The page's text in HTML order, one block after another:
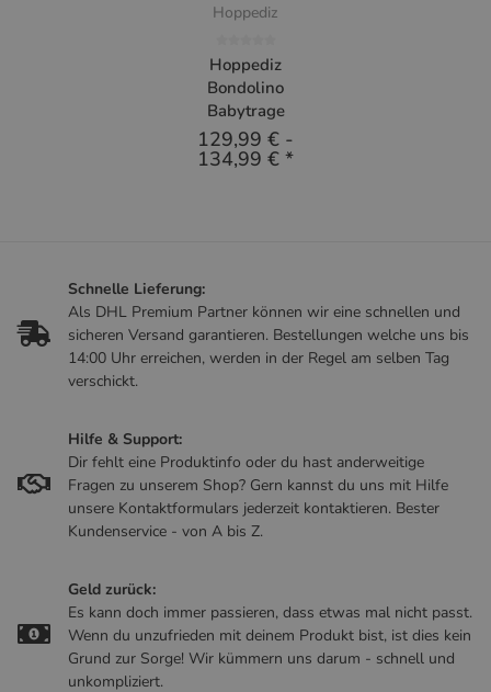
Hoppediz
Hoppediz
Bondolino
Babytrage
129,99 € -
134,99 € *
Schnelle Lieferung:
Als DHL Premium Partner können wir eine schnellen und
sicheren Versand garantieren. Bestellungen welche uns bis
14:00 Uhr erreichen, werden in der Regel am selben Tag
verschickt.
Hilfe & Support:
Dir fehlt eine Produktinfo oder du hast anderweitige
Fragen zu unserem Shop? Gern kannst du uns mit Hilfe
unsere Kontaktformulars jederzeit kontaktieren. Bester
Kundenservice - von A bis Z.
Geld zurück:
Es kann doch immer passieren, dass etwas mal nicht passt.
Wenn du unzufrieden mit deinem Produkt bist, ist dies kein
Grund zur Sorge! Wir kümmern uns darum - schnell und
unkompliziert.